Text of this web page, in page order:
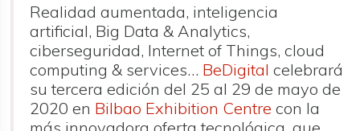
Realidad aumentada, inteligencia
artificial, Big Data & Analytics,
ciberseguridad, Internet of Things, cloud
computing & services… BeDigital celebrará
su tercera edición del 25 al 29 de mayo de
2020 en Bilbao Exhibition Centre con la